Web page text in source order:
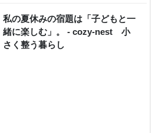
私の夏休みの宿題は「子どもと一
緒に楽しむ」。 - cozy-nest 小
さく整う暮らし